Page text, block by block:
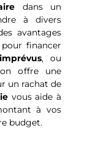
dans un
à divers
avantages
financer
imprévus, ou
offre une
un rachat de
vous aide à
à vos
budget.